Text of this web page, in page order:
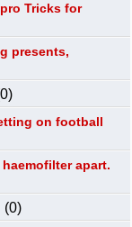
Tricks for
presents,
on football
apart.
(0)